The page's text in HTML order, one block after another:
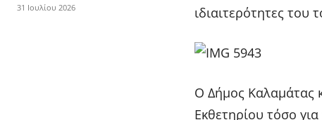
31 Ιουλίου 2026
ιδιαιτερότητες του
Ο Δήμος Καλαμάτας
Εκθετηρίου τόσο